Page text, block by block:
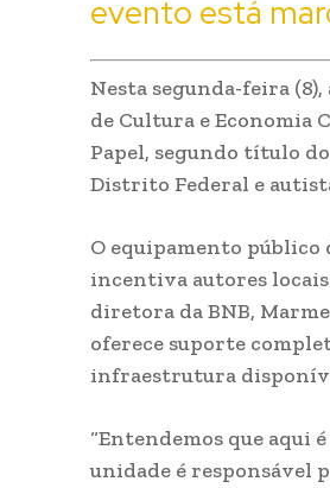
evento está
Nesta segunda-feira
de Cultura e Economia
Papel, segundo título
Distrito Federal e
O equipamento público
incentiva autores
diretora da BNB,
oferece suporte
infraestrutura
“Entendemos que aqui
unidade é responsável